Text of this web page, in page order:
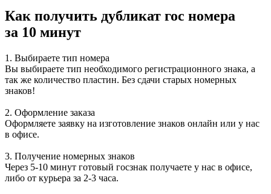
Как получить дубликат гос номера
за 10 минут
1. Выбираете тип номера
Вы выбираете тип необходимого регистрационного знака, а
так же количество пластин. Без сдачи старых номерных
знаков!
2. Оформление заказа
Оформляете заявку на изготовление знаков онлайн или у нас
в офисе.
3. Получение номерных знаков
Через 5-10 минут готовый госзнак получаете у нас в офисе,
либо от курьера за 2-3 часа.